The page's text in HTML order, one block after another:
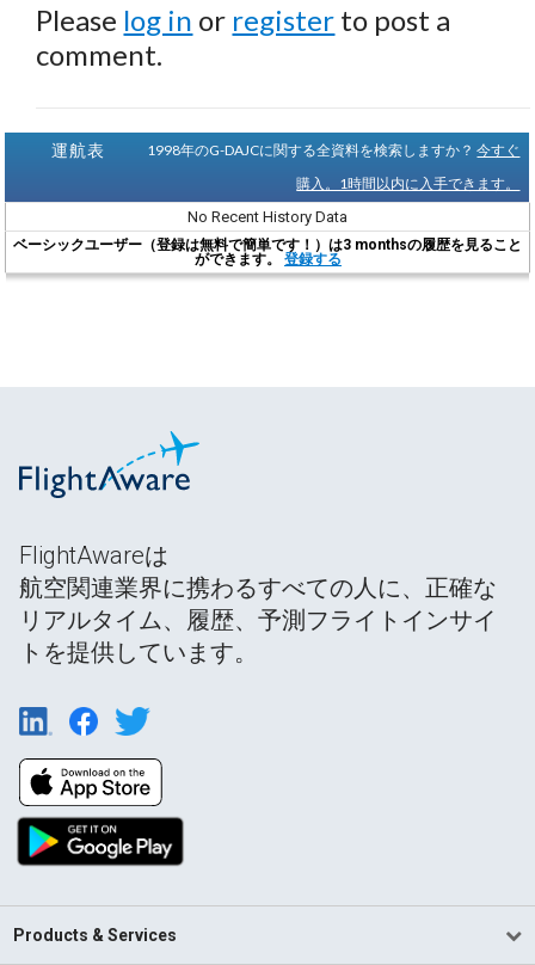
Please log in or register to post a
comment.
運航表 1998年のG-DAJCに関する全資料を検索しますか？今すぐ
購入。1時間以内に入手できます。
No Recent History Data
ベーシックユーザー（登録は無料で簡単です！）は3 monthsの履歴を見ること
ができます。 登録する
FlightAwareは
航空関連業界に携わるすべての人に、正確な
リアルタイム、履歴、予測フライトインサイ
トを提供しています。
Products & Services